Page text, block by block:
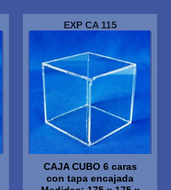
EXP CA 115
CAJA CUBO 6 caras
con tapa encajada